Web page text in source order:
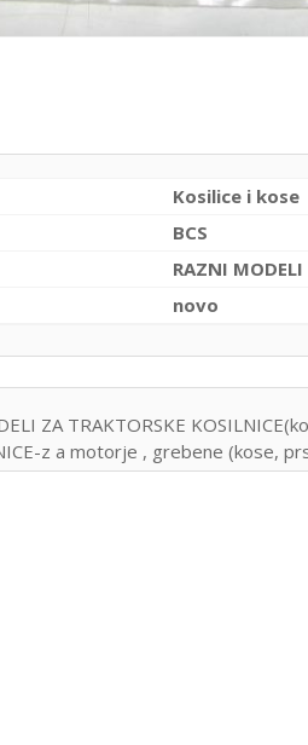
Kosilice i kose
BCS
RAZNI MODELI
novo
prsti, vodila ...)
z a motorje , grebene (kose,